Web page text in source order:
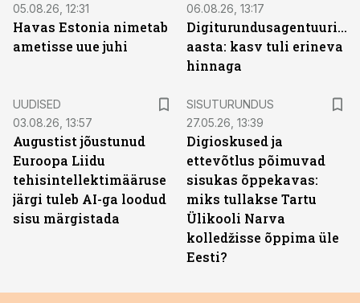
05.08.26, 12:31
Havas Estonia nimetab
ametisse uue juhi
06.08.26, 13:17
Digiturundusagentuuride
aasta: kasv tuli erineva
hinnaga
UUDISED
03.08.26, 13:57
Augustist jõustunud
Euroopa Liidu
tehisintellektimääruse
järgi tuleb AI-ga loodud
sisu märgistada
SISUTURUNDUS
27.05.26, 13:39
Digioskused ja
ettevõtlus põimuvad
sisukas õppekavas:
miks tullakse Tartu
Ülikooli Narva
kolledžisse õppima üle
Eesti?